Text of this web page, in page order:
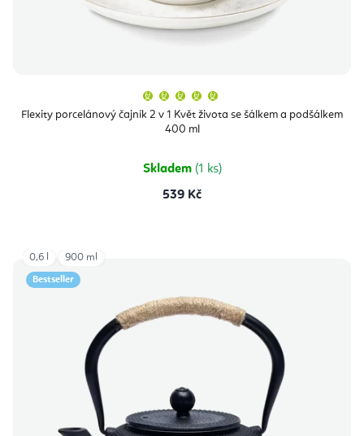
Flexity porcelánový čajník 2 v 1 Květ života se šálkem a podšálkem
400 ml
produktu
je
Skladem (1 ks)
539 Kč
Bestseller
0,6 l 900 ml